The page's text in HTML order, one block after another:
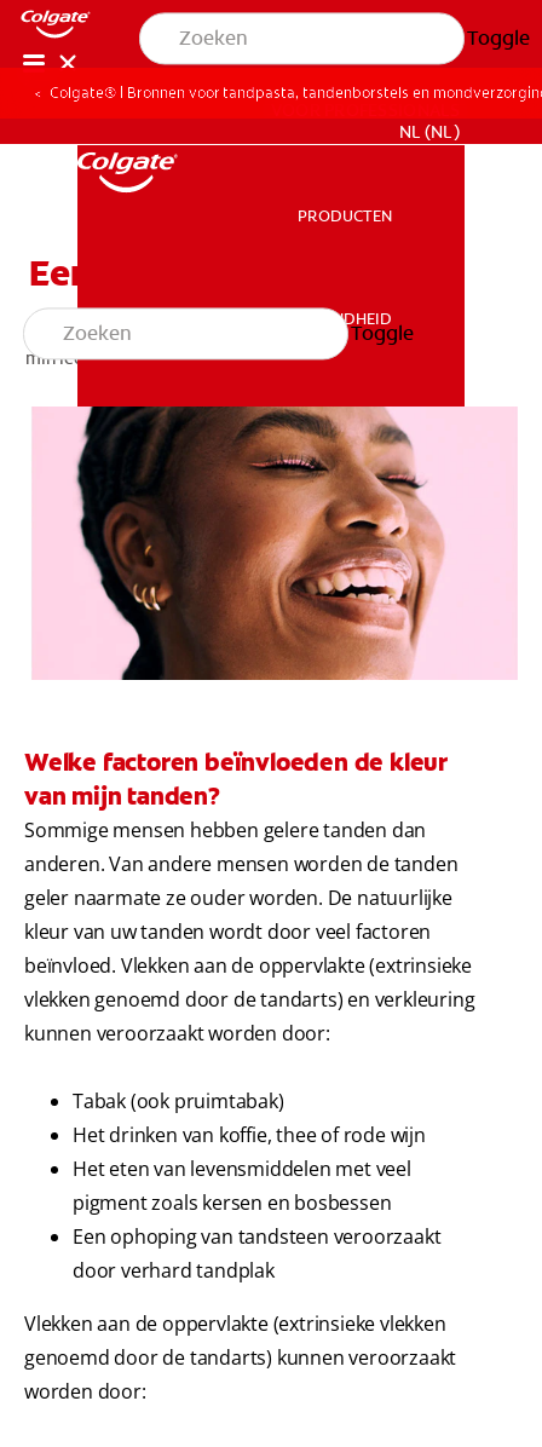
Toggle
MONDGEZONDHEID
MONDGEZONDHEIDSTEST
PRODUCTMATCH
NL (NL)
NL (NL)
PRODUCTEN
MONDGEZONDHEID
MISSIE
MONDGEZONDHEIDSTEST
PRODUCTMATCH
Toggle
Colgate® | Bronnen voor tandpasta, tandenborstels en
Een mooiere glimlach
min leestijd
Welke factoren beïnvloeden de kleur
van mijn tanden?
Sommige mensen hebben gelere tanden dan
anderen. Van andere mensen worden de tanden
geler naarmate ze ouder worden. De natuurlijke
kleur van uw tanden wordt door veel factoren
beïnvloed. Vlekken aan de oppervlakte (extrinsieke
vlekken genoemd door de tandarts) en verkleuring
kunnen veroorzaakt worden door:
Tabak (ook pruimtabak)
Het drinken van koffie, thee of rode wijn
Het eten van levensmiddelen met veel
pigment zoals kersen en bosbessen
Een ophoping van tandsteen veroorzaakt
door verhard tandplak
Vlekken aan de oppervlakte (extrinsieke vlekken
genoemd door de tandarts) kunnen veroorzaakt
worden door: